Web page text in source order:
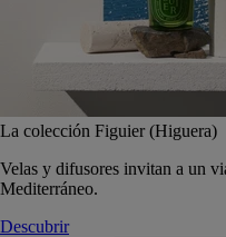
La colección Figuier (Higuera)
Velas y difusores invitan a un
Mediterráneo.
Descubrir